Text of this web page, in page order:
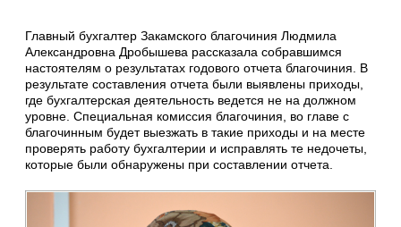
Главный бухгалтер Закамского благочиния Людмила
Александровна Дробышева рассказала собравшимся
настоятелям о результатах годового отчета благочиния. В
результате составления отчета были выявлены приходы,
где бухгалтерская деятельность ведется не на должном
уровне. Специальная комиссия благочиния, во главе с
благочинным будет выезжать в такие приходы и на месте
проверять работу бухгалтерии и исправлять те недочеты,
которые были обнаружены при составлении отчета.